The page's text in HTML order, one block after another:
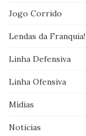
Jogo Corrido
Lendas da Franquia!
Linha Defensiva
Linha Ofensiva
Mídias
Noticias